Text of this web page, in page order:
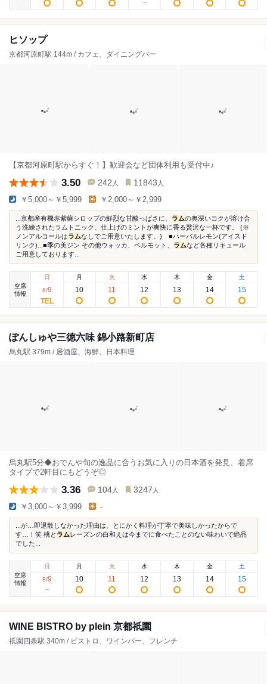
ヒソップ
京都河原町駅 144m / カフェ、ダイニングバー
【京都河原町駅からすぐ！】歓迎会など団体利用も受付中♪
3.50 242 人 11843 人
￥5,000～￥5,999 ￥2,000～￥2,999
...京都産有機赤紫蘇シロップの鮮烈な甘酸っぱさに、 ラムの奥深いコクが溶け合
う洗練されたラムトニック。仕上げのミントが爽快に香る贅沢な一杯です。 (※
ノンアルコールはラムなしでご用意いたします。) ■ハーバルレモン(アイスド
リンク)...■季の美ジン その他ウォッカ、ベルモット、 ラムなど各種リキュール
ご用意しております...
空席
情報
日
8/9
月
10
火
11
水
12
木
13
金
14
土
15
ぽんしゅや三徳六味 錦小路新町店
烏丸駅 379m / 居酒屋、海鮮、日本料理
烏丸駅5分◆おでんや旬の逸品に合うお気に入りの日本酒を発見、着席
タイプで2軒目にもどうぞ◎
3.36 104 人 3247 人
￥3,000～￥3,999 -
...が…即退散しなかった理由は、とにかく料理が丁寧で美味しかったからで
す…！笑 桃と ラムレーズンの白和えは今までに食べたことのない味わいで絶品
でした...
空席
情報
日
8/9
月
10
火
11
水
12
木
13
金
14
土
15
WINE BISTRO by plein 京都祇園
祇園四条駅 340m / ビストロ、ワインバー、フレンチ